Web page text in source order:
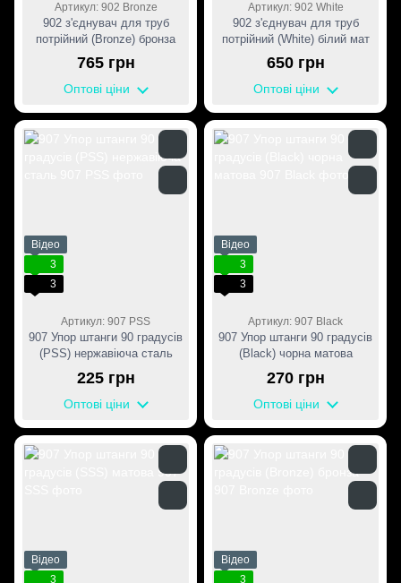
Артикул: 902 Bronze
902 з'єднувач для труб
потрійний (Bronze) бронза
765 грн
Оптові ціни
Артикул: 902 White
902 з'єднувач для труб
потрійний (White) білий мат
650 грн
Оптові ціни
Відео
3
3
Артикул: 907 PSS
907 Упор штанги 90 градусів
(PSS) нержавіюча сталь
225 грн
Оптові ціни
Відео
3
3
Артикул: 907 Black
907 Упор штанги 90 градусів
(Black) чорна матова
270 грн
Оптові ціни
Відео
3
Відео
3